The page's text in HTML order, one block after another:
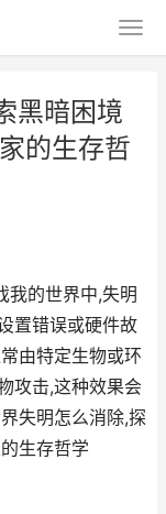
黑暗困境
的生存哲
我的世界中,失明
置错误或硬件故
由特定生物或环
攻击,这种效果会
失明怎么消除,探
生存哲学